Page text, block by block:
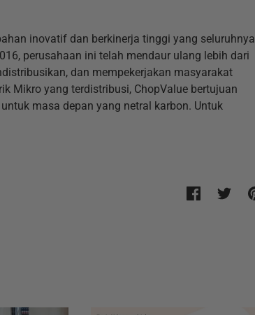
inovatif dan berkinerja tinggi yang seluruhnya
perusahaan ini telah mendaur ulang lebih dari
dan mempekerjakan masyarakat
Mikro yang terdistribusi, ChopValue bertujuan
masa depan yang netral karbon. Untuk